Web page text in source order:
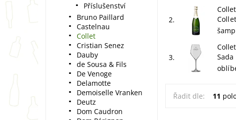
2.
3.
Řadit dle: 11
Příslušenství
Bruno Paillard
Castelnau
Collet
Cristian Senez
Dauby
de Sousa & Fils
De Venoge
Delamotte
Demoiselle Vranken
Deutz
Dom Caudron